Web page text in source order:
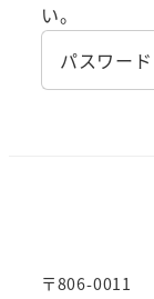
い。
パスワード
〒806-0011